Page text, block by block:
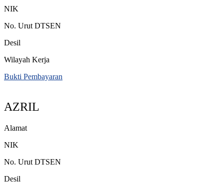
NIK
No. Urut DTSEN
Desil
Wilayah Kerja
Bukti Pembayaran
AZRIL
Alamat
NIK
No. Urut DTSEN
Desil